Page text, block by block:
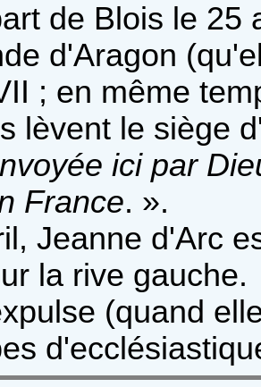
de Blois le 25
d'Aragon
; en même
lèvent le siège
ici par
France. ».
Jeanne d'Arc
la rive gauche.
(quand